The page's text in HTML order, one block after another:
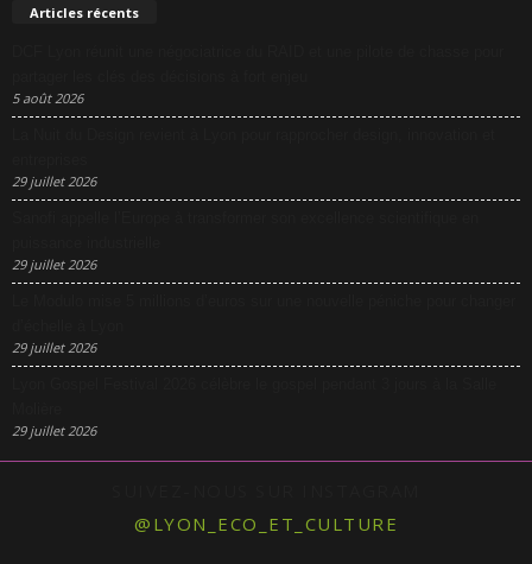
Articles récents
5 août 2026
29 juillet 2026
29 juillet 2026
29 juillet 2026
29 juillet 2026
@LYON_ECO_ET_CULTURE